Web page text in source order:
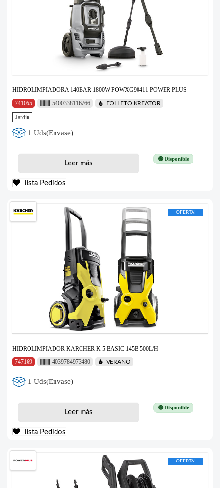
HIDROLIMPIADORA 140BAR 1800W POWXG90411 POWER PLUS
741055
5400338116766 FOLLETO KREATOR
Jardin
1 Uds(Envase)
🟢 Disponible
Leer más
lista Pedidos
OFERTA!
HIDROLIMPIADOR KARCHER K 5 BASIC 145B 500L/H
747169
4039784973480 VERANO
1 Uds(Envase)
🟢 Disponible
Leer más
lista Pedidos
OFERTA!